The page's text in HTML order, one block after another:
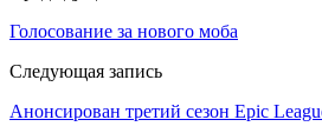
Голосование за нового моба
Следующая запись
Анонсирован третий сезон Epic